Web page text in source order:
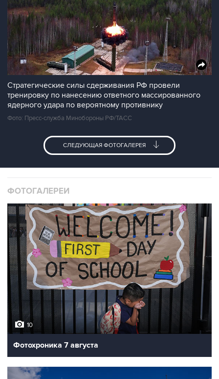
Стратегические силы сдерживания РФ провели
тренировку по нанесению ответного массированного
ядерного удара по вероятному противнику
Фото: Пресс-служба Минобороны РФ/ТАСС
СЛЕДУЮЩАЯ ФОТОГАЛЕРЕЯ
ФОТОГАЛЕРЕИ
10
Фотохроника 7 августа